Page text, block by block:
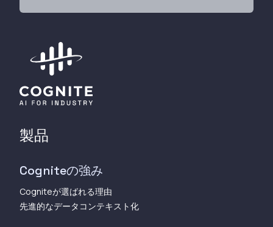
製品
Cogniteの強み
Cogniteが選ばれる理由
先進的なデータコンテキスト化